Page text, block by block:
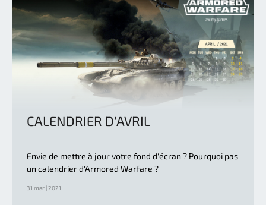
CALENDRIER D'AVRIL
Envie de mettre à jour votre fond d'écran ? Pourquoi pas
un calendrier d'Armored Warfare ?
31 mar | 2021